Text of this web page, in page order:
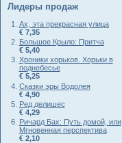
Лидеры продаж
Ах, эта прекрасная улица
€ 7,35
Большое Крыло: Притча
€ 5,40
Хроники хорьков. Хорьки в
поднебесье
€ 5,25
Сказки эры Водолея
€ 4,90
Ред делишес
€ 4,29
Ричард Бах: Путь домой, или
Мгновенная перспектива
€ 2,10